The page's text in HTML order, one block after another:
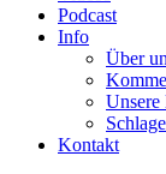
Podcast
Info
Über
Unsere
Kontakt